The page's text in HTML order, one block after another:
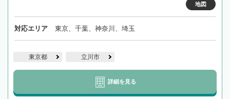
地図
対応エリア 東京、千葉、神奈川、埼玉
東京都 立川市
詳細を見る